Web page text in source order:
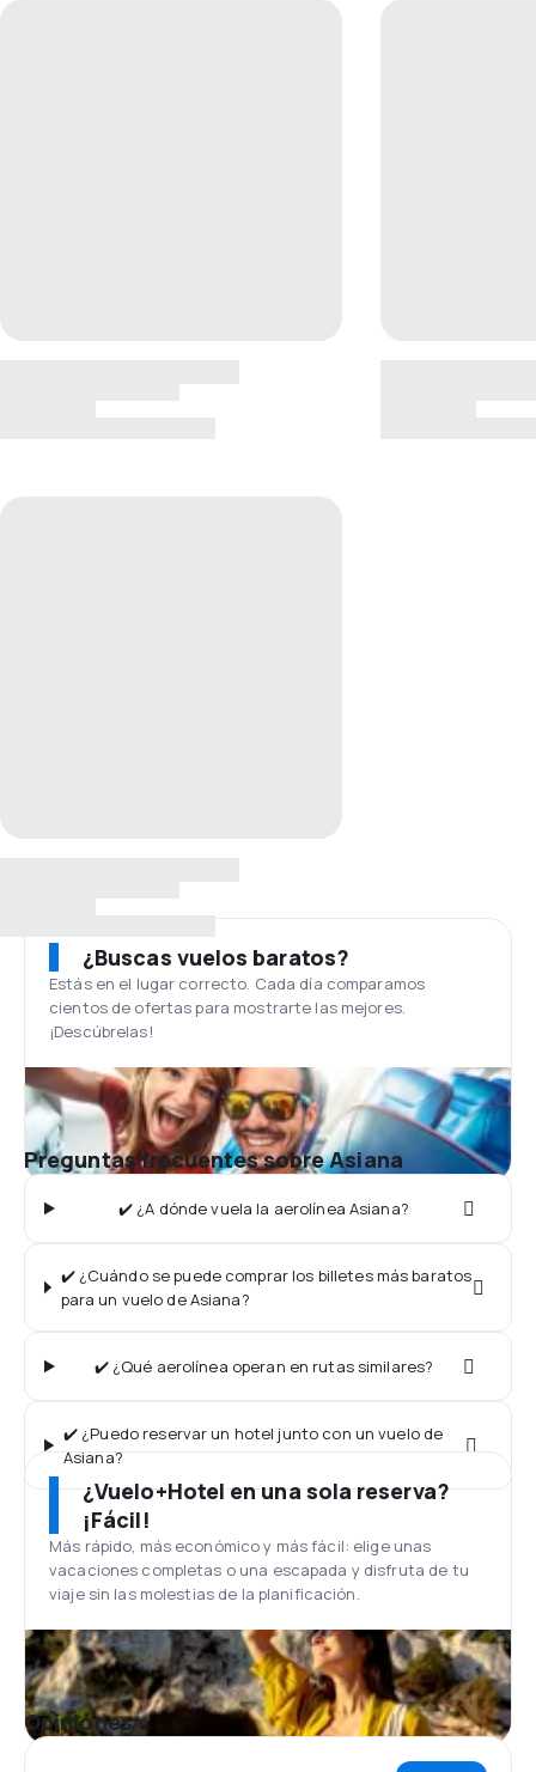
¿Buscas vuelos baratos?
Estás en el lugar correcto. Cada día comparamos
cientos de ofertas para mostrarte las mejores.
¡Descúbrelas!
Preguntas frecuentes sobre Asiana
✔️ ¿A dónde vuela la aerolínea Asiana?
✔️ ¿Cuándo se puede comprar los billetes más baratos
para un vuelo de Asiana?
✔️ ¿Qué aerolínea operan en rutas similares?
✔️ ¿Puedo reservar un hotel junto con un vuelo de
Asiana?
¿Vuelo+Hotel en una sola reserva?
¡Fácil!
Más rápido, más económico y más fácil: elige unas
vacaciones completas o una escapada y disfruta de tu
viaje sin las molestias de la planificación.
Opiniones